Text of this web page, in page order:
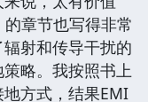
章节也写得非常
射和传导干扰的
略。我按照书上
方式，结果EMI